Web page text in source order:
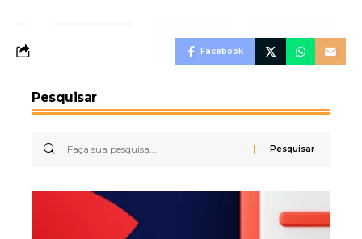
Facebook
Pesquisar